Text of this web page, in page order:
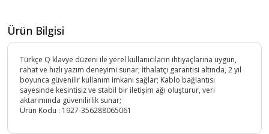
Ürün Bilgisi
Türkçe Q klavye düzeni ile yerel kullanıcıların ihtiyaçlarına uygun,
rahat ve hızlı yazım deneyimi sunar; İthalatçı garantisi altında, 2 yıl
boyunca güvenilir kullanım imkanı sağlar; Kablo bağlantısı
sayesinde kesintisiz ve stabil bir iletişim ağı oluşturur, veri
aktarımında güvenilirlik sunar;
Ürün Kodu : 1927-356288065061